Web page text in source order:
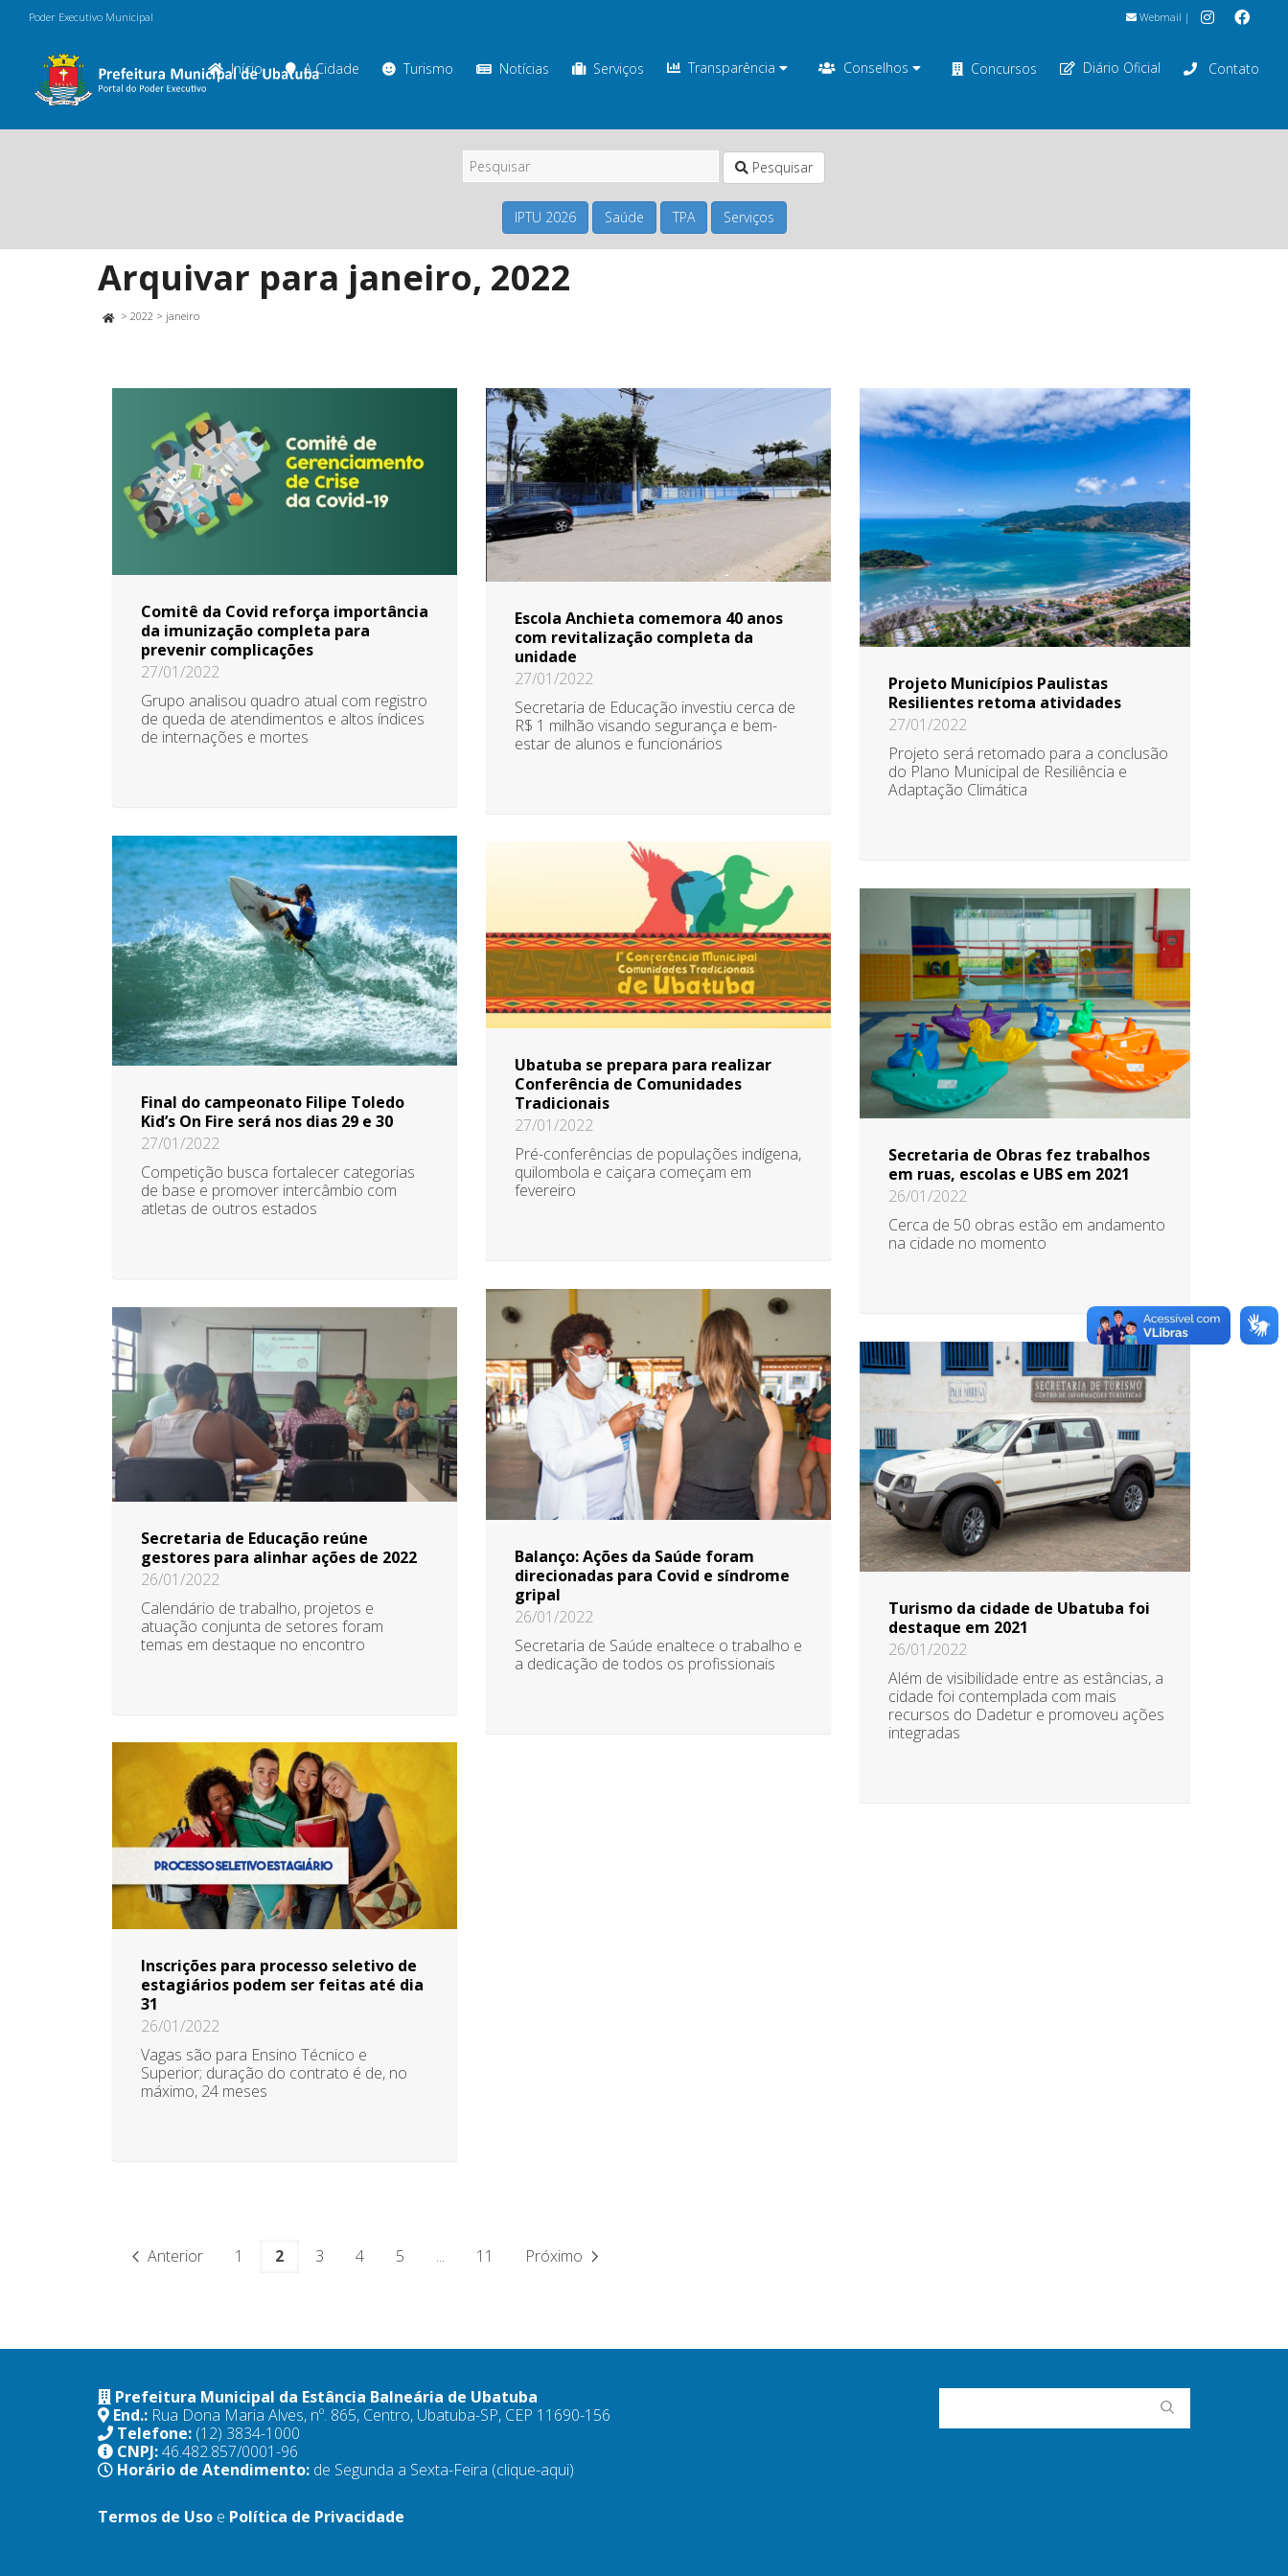
Poder Executivo Municipal Webmail |
Início A Cidade Turismo Notícias Serviços Transparência Conselhos Concursos Diário Oficial Contato
Pesquisar
IPTU 2026 Saúde TPA Serviços
Arquivar para janeiro, 2022
> 2022 > janeiro
Comitê da Covid reforça importância
da imunização completa para
prevenir complicações
27/01/2022
Grupo analisou quadro atual com registro
de queda de atendimentos e altos índices
de internações e mortes
Escola Anchieta comemora 40 anos
com revitalização completa da
unidade
27/01/2022
Secretaria de Educação investiu cerca de
R$ 1 milhão visando segurança e bem-
estar de alunos e funcionários
Projeto Municípios Paulistas
Resilientes retoma atividades
27/01/2022
Projeto será retomado para a conclusão
do Plano Municipal de Resiliência e
Adaptação Climática
Final do campeonato Filipe Toledo
Kid’s On Fire será nos dias 29 e 30
27/01/2022
Competição busca fortalecer categorias
de base e promover intercâmbio com
atletas de outros estados
Ubatuba se prepara para realizar
Conferência de Comunidades
Tradicionais
27/01/2022
Pré-conferências de populações indígena,
quilombola e caiçara começam em
fevereiro
Secretaria de Obras fez trabalhos
em ruas, escolas e UBS em 2021
26/01/2022
Cerca de 50 obras estão em andamento
na cidade no momento
Balanço: Ações da Saúde foram
direcionadas para Covid e síndrome
gripal
26/01/2022
Secretaria de Saúde enaltece o trabalho e
a dedicação de todos os profissionais
Secretaria de Educação reúne
gestores para alinhar ações de 2022
26/01/2022
Calendário de trabalho, projetos e
atuação conjunta de setores foram
temas em destaque no encontro
Turismo da cidade de Ubatuba foi
destaque em 2021
26/01/2022
Além de visibilidade entre as estâncias, a
cidade foi contemplada com mais
recursos do Dadetur e promoveu ações
integradas
Inscrições para processo seletivo de
estagiários podem ser feitas até dia
31
26/01/2022
Vagas são para Ensino Técnico e
Superior; duração do contrato é de, no
máximo, 24 meses
Anterior 1 2 3 4 5 ... 11 Próximo
Prefeitura Municipal da Estância Balneária de Ubatuba
End.: Rua Dona Maria Alves, nº. 865, Centro, Ubatuba-SP, CEP 11690-156
Telefone: (12) 3834-1000
CNPJ:46.482.857/0001-96
Horário de Atendimento: de Segunda a Sexta-Feira (clique-aqui)
Termos de Uso e Política de Privacidade